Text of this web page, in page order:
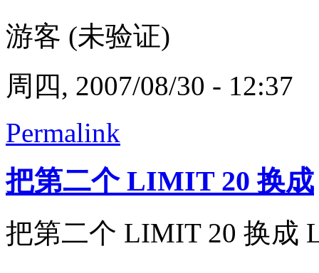
游客 (未验证)
周四, 2007/08/30 - 12:37
Permalink
把第二个 LIMIT 20 换成
把第二个 LIMIT 20 换成